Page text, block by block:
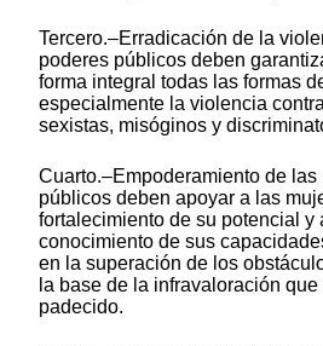
Tercero.–Erradicación de la
poderes públicos deben
forma integral todas las formas
especialmente la violencia
sexistas, misóginos y
Cuarto.–Empoderamiento de
públicos deben apoyar a las
fortalecimiento de su potencial y
conocimiento de sus
en la superación de los
la base de la infravaloración
padecido.